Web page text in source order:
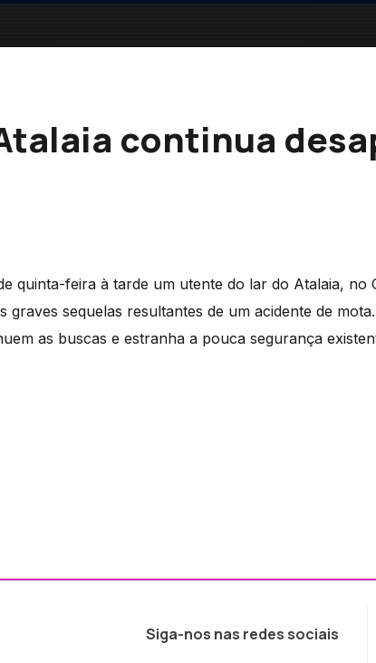
continua
quinta-feira à tarde um utente do lar do Atalaia, no
graves sequelas resultantes de um acidente de
as buscas e estranha a pouca segurança
Siga-nos nas redes sociais